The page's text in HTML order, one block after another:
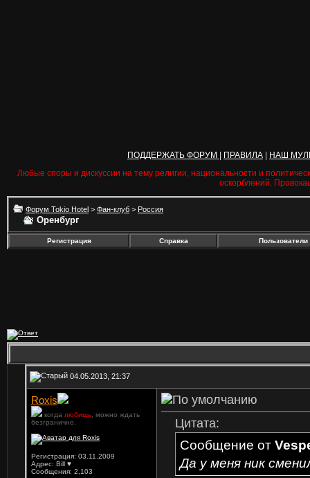
ПОДДЕРЖАТЬ ФОРУМ ПРАВИЛА
НАШ
Любые споры и дискуссии на тему религии, национальности и
оскорблений.
Форум Tokio Hotel > Фан-клуб > Россия
Оренбург
Регистрация Справка Пользователи
04.05.2013, 21:37
Roxis
когда любишь , можно ждать
безгранично.
Регистрация: 03.11.2009
Адрес: Bill ♥
Сообщения: 2,103
Цитата:
Сообщение от
Да у меня ник